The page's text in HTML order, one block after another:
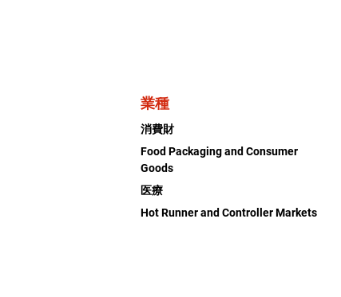
業種
消費財
Food Packaging and Consumer
Goods
医療
Hot Runner and Controller Markets